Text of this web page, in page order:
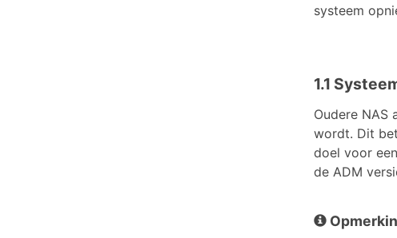
systeem
1.1
Oudere NAS
wordt. Dit
doel voor
de ADM